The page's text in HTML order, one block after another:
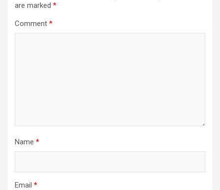
are marked *
Comment *
Name *
Email *